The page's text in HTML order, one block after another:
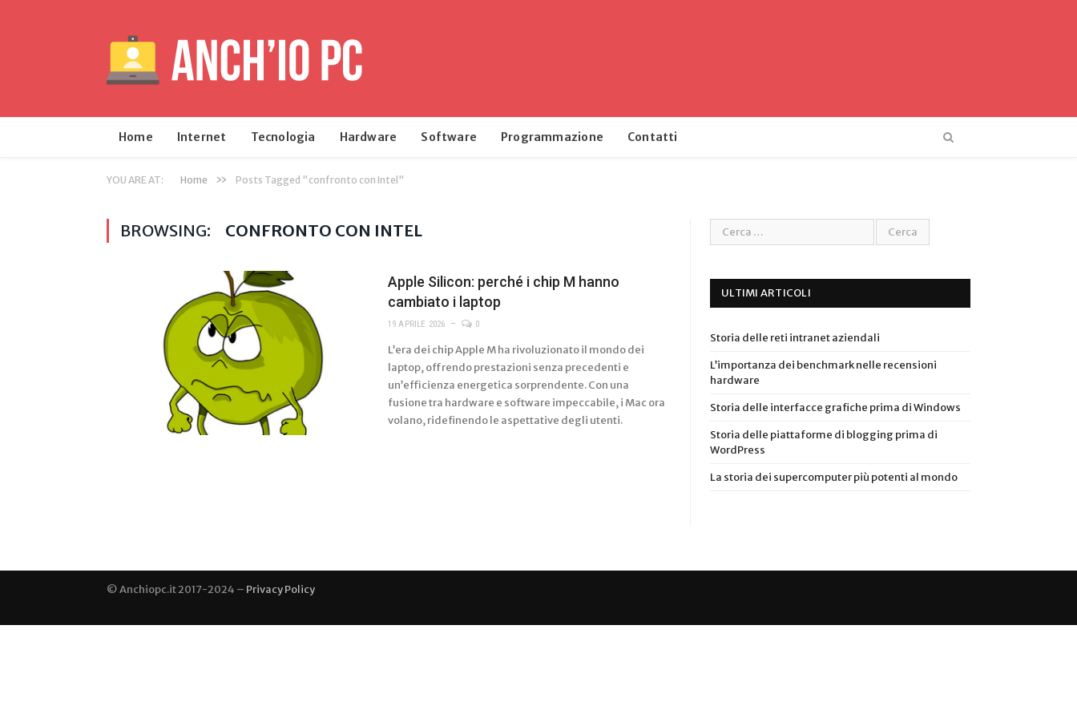
Home Internet Tecnologia Hardware Software Programmazione Contatti
YOU ARE AT: Home » Posts Tagged "confronto con Intel"
BROWSING: CONFRONTO CON INTEL
Apple Silicon: perché i chip M hanno
cambiato i laptop
19 APRILE 2026 0
L’era dei chip Apple M ha rivoluzionato il mondo dei
laptop, offrendo prestazioni senza precedenti e
un’efficienza energetica sorprendente. Con una
fusione tra hardware e software impeccabile, i Mac ora
volano, ridefinendo le aspettative degli utenti.
ULTIMI ARTICOLI
Storia delle reti intranet aziendali
L’importanza dei benchmark nelle recensioni
hardware
Storia delle interfacce grafiche prima di Windows
Storia delle piattaforme di blogging prima di
WordPress
La storia dei supercomputer più potenti al mondo
© Anchiopc.it 2017-2024 – Privacy Policy